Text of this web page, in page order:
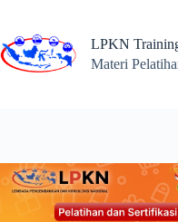
content
LPKN
Materi